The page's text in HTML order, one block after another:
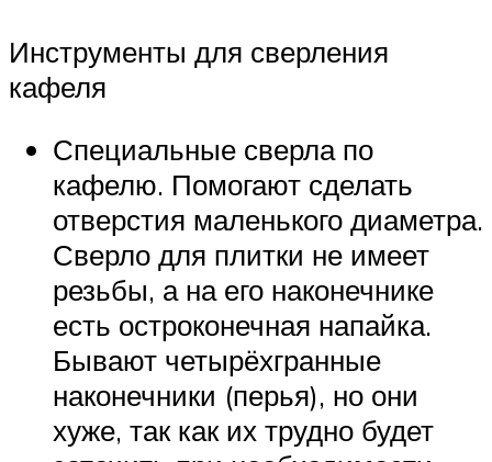
Инструменты для сверления
кафеля
Специальные сверла по
кафелю. Помогают сделать
отверстия маленького диаметра.
Сверло для плитки не имеет
резьбы, а на его наконечнике
есть остроконечная напайка.
Бывают четырёхгранные
наконечники (перья), но они
хуже, так как их трудно будет